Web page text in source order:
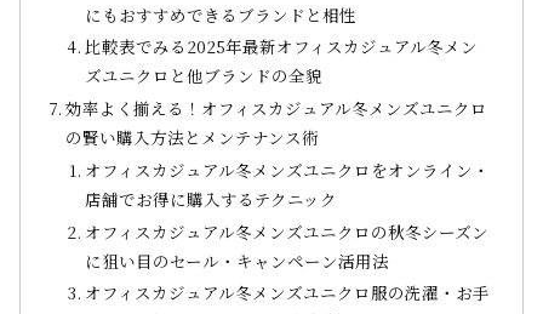
にもおすすめできるブランドと相性
比較表でみる2025年最新オフィスカジュアル冬メン
ズユニクロと他ブランドの全貌
効率よく揃える！オフィスカジュアル冬メンズユニクロ
の賢い購入方法とメンテナンス術
オフィスカジュアル冬メンズユニクロをオンライン・
店舗でお得に購入するテクニック
オフィスカジュアル冬メンズユニクロの秋冬シーズン
に狙い目のセール・キャンペーン活用法
オフィスカジュアル冬メンズユニクロ服の洗濯・お手